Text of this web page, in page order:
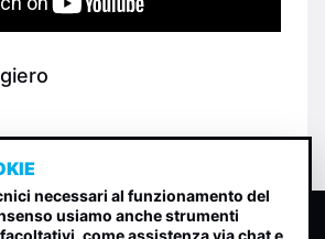
necessari al funzionamento del
usiamo anche strumenti
come assistenza via chat e